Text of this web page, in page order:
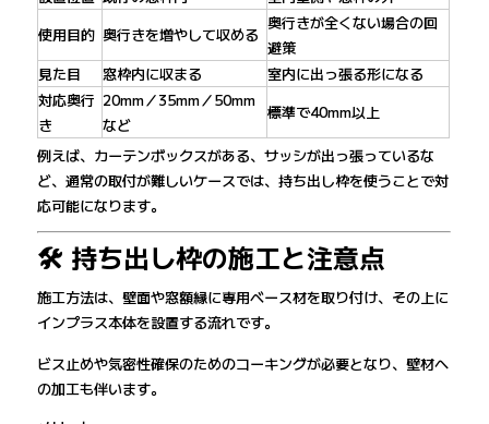
使用目的 奥行きを増やして収める
奥行きが全くない場合の回
避策
見た目
窓枠内に収まる
室内に出っ張る形になる
対応奥行
き
20mm／35mm／50mm
など
標準で40mm以上
例えば、カーテンボックスがある、サッシが出っ張っているな
ど、通常の取付が難しいケースでは、持ち出し枠を使うことで対
応可能になります。
🛠 持ち出し枠の施工と注意点
施工方法は、壁面や窓額縁に専用ベース材を取り付け、その上に
インプラス本体を設置する流れです。
ビス止めや気密性確保のためのコーキングが必要となり、壁材へ
の加工も伴います。